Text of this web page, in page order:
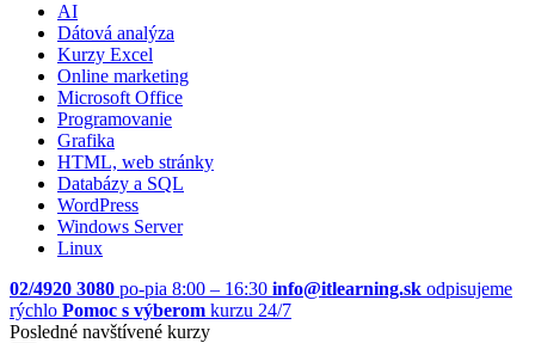
AI
Dátová analýza
Kurzy Excel
Online marketing
Microsoft Office
Programovanie
Grafika
HTML, web stránky
Databázy a SQL
WordPress
Windows Server
Linux
02/4920 3080 po-pia 8:00 – 16:30 info@itlearning.sk odpisujeme
rýchlo Pomoc s výberom kurzu 24/7
Posledné navštívené kurzy